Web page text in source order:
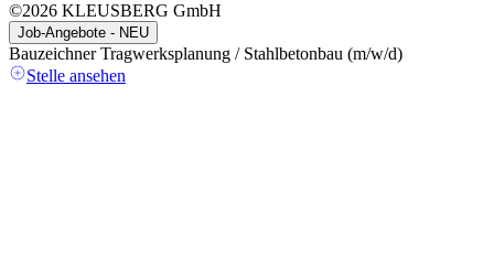
©2026 KLEUSBERG GmbH
Job-Angebote - NEU
Bauzeichner Tragwerksplanung / Stahlbetonbau (m/w/d)
Stelle ansehen